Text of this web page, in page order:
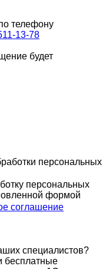
телефону
13-78
будет
персональных
персональных
формой
соглашение
специалистов?
бесплатные